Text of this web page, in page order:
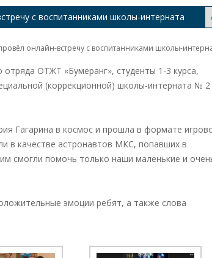
ПРЕДОСТАВЛЯЕТСЯ
ВОСПИТАТЕЛЬНАЯ
ДОПОЛНИТЕЛЬНОЕ
ОБРАЗОВАНИЕ
БИБЛИОТЕКА
с воспитанниками школы-интерната
онлайн-встречу с воспитанниками школы-
ОТЖТ «Бумеранг», студенты 1-3 курса,
(коррекционной) школы-интерната № 2
Гагарина в космос и прошла в формате
в качестве астронавтов МКС, попавших в
смогли помочь только наши маленькие и
эмоции ребят, а также слова